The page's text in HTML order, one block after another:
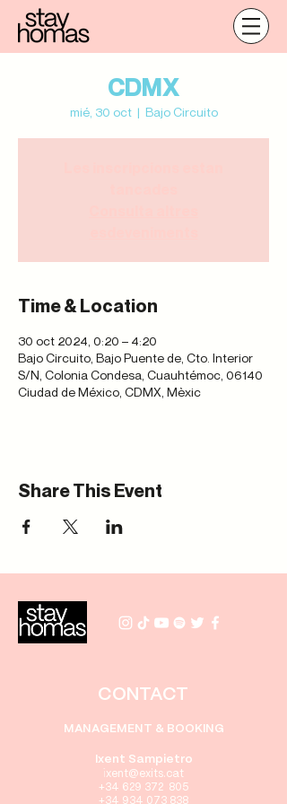
CDMX
mié, 30 oct
  |
Bajo Circuito
Time & Location
30 oct 2024, 0:20 – 4:20
Bajo Circuito, Bajo Puente de, Cto. Interior
S/N, Colonia Condesa, Cuauhtémoc, 06140
Ciudad de México, CDMX, Mèxic
Share This Event
CONTACT
MANAGEMENT & BOOKING
Ixent Sampietro
ixent@exits.cat
+34 629 372 805
+34 934 073 838